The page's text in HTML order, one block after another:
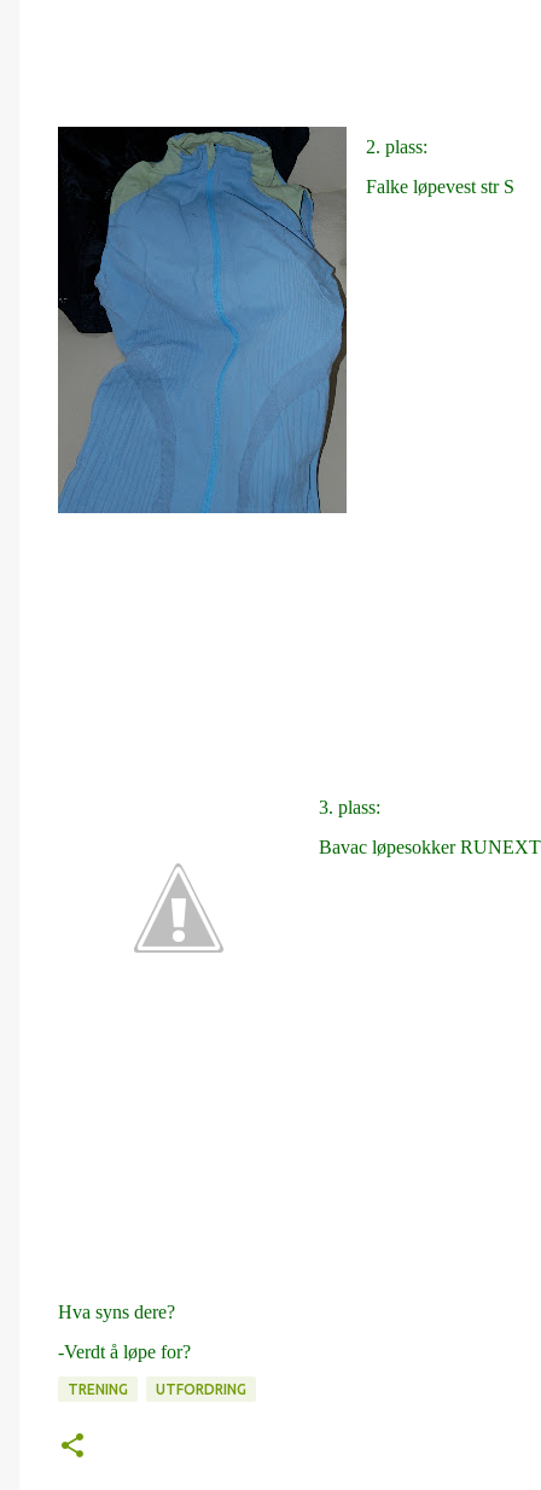
2. plass:
Falke løpevest str S
3. plass:
Bavac løpesokker
Hva syns dere?
-Verdt å løpe for?
TRENING UTFORDRING